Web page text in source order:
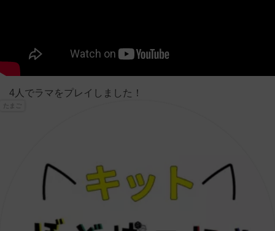
4人でラマをプレイしました！